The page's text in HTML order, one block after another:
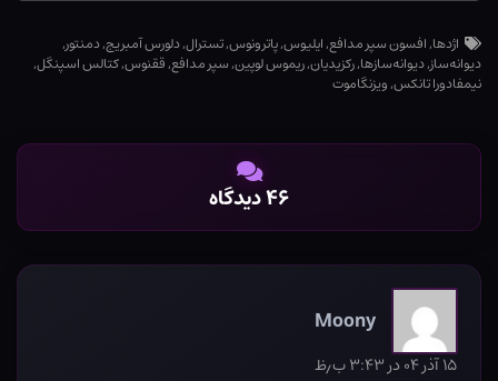
اژدها,افسون سپر مدافع,ایلیوس,پاترونوس,تسترال,دلورس آمبریج,دمنتور,
دیوانه‌ساز,دیوانه‌سازها,رکزیدیان,ریموس لوپین,سپر مدافع,ققنوس,کتالس اسپنگل,
نیمفادورا تانکس,ویزنگاموت
۴۶ دیدگاه
Moony
۱۵ آذر ۰۴ در ۳:۴۳ ب٫ظ